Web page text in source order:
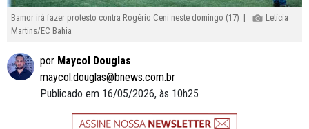
Bamor irá fazer protesto contra Rogério Ceni neste domingo (17) |
Letícia
Martins/EC Bahia
por Maycol Douglas
maycol.douglas@bnews.com.br
Publicado em 16/05/2026, às 10h25